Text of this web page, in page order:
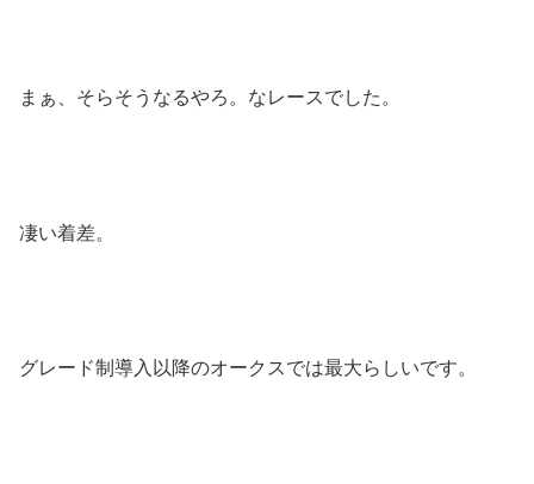
まぁ、そらそうなるやろ。なレースでした。
凄い着差。
グレード制導入以降のオークスでは最大らしいです。